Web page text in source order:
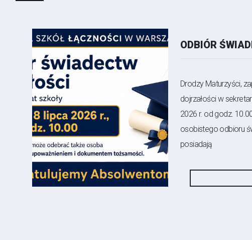
ODBIÓR
Drodzy Maturzyści,
dojrzałości w
2026 r. od godz.
osobistego odbioru
posiadają